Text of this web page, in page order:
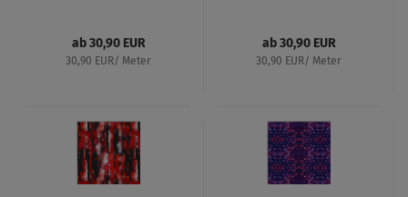
ab 30,90 EUR
30,90 EUR/ Meter
ab 30,90 EUR
30,90 EUR/ Meter